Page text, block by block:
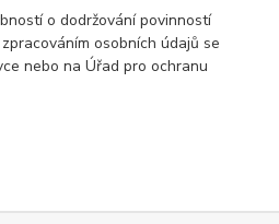
o dodržování povinností
osobních údajů se
nebo na Úřad pro ochranu